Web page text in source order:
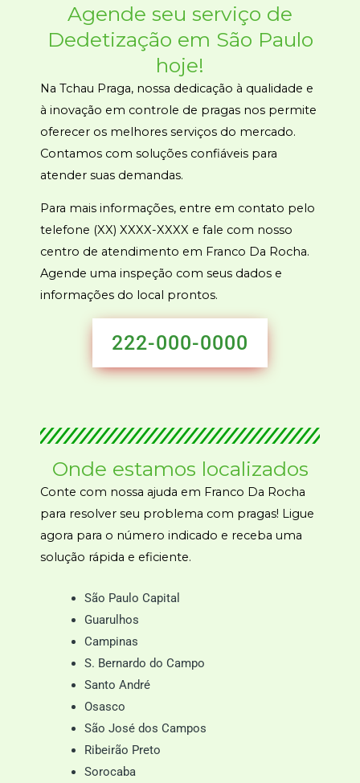
Agende seu serviço de
Dedetização em São Paulo
hoje!
Na Tchau Praga, nossa dedicação à qualidade e
à inovação em controle de pragas nos permite
oferecer os melhores serviços do mercado.
Contamos com soluções confiáveis para
atender suas demandas.
Para mais informações, entre em contato pelo
telefone (XX) XXXX-XXXX e fale com nosso
centro de atendimento em Franco Da Rocha.
Agende uma inspeção com seus dados e
informações do local prontos.
222-000-0000
Onde estamos localizados
Conte com nossa ajuda em Franco Da Rocha
para resolver seu problema com pragas! Ligue
agora para o número indicado e receba uma
solução rápida e eficiente.
São Paulo Capital
Guarulhos
Campinas
S. Bernardo do Campo
Santo André
Osasco
São José dos Campos
Ribeirão Preto
Sorocaba